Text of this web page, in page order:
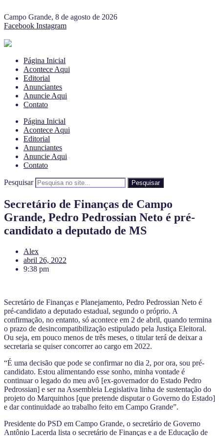
Campo Grande, 8 de agosto de 2026
Facebook Instagram
Página Inicial
Acontece Aqui
Editorial
Anunciantes
Anuncie Aqui
Contato
Página Inicial
Acontece Aqui
Editorial
Anunciantes
Anuncie Aqui
Contato
Pesquisar Pesquisar
Secretário de Finanças de Campo
Grande, Pedro Pedrossian Neto é pré-
candidato a deputado de MS
Alex
abril 26, 2022
9:38 pm
Secretário de Finanças e Planejamento, Pedro Pedrossian Neto é
pré-candidato a deputado estadual, segundo o próprio. A
confirmação, no entanto, só acontece em 2 de abril, quando termina
o prazo de desincompatibilização estipulado pela Justiça Eleitoral.
Ou seja, em pouco menos de três meses, o titular terá de deixar a
secretaria se quiser concorrer ao cargo em 2022.
“É uma decisão que pode se confirmar no dia 2, por ora, sou pré-
candidato. Estou alimentando esse sonho, minha vontade é
continuar o legado do meu avô [ex-governador do Estado Pedro
Pedrossian] e ser na Assembleia Legislativa linha de sustentação do
projeto do Marquinhos [que pretende disputar o Governo do Estado]
e dar continuidade ao trabalho feito em Campo Grande”.
Presidente do PSD em Campo Grande, o secretário de Governo
Antônio Lacerda lista o secretário de Finanças e a de Educação de